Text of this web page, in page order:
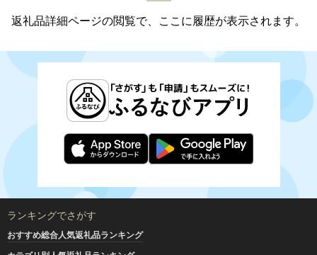
返礼品詳細ページの閲覧で、ここに履歴が表示されます。
ランキングでさがす
おすすめ総合人気返礼品ランキング